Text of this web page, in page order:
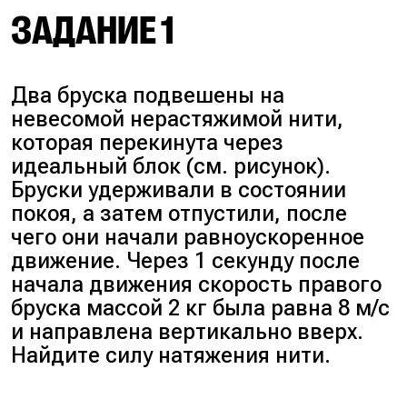
ЗАДАНИЕ 1
Два бруска подвешены на
невесомой нерастяжимой нити,
которая перекинута через
идеальный блок (см. рисунок).
Бруски удерживали в состоянии
покоя, а затем отпустили, после
чего они начали равноускоренное
движение. Через 1 секунду после
начала движения скорость правого
бруска массой 2 кг была равна 8 м/с
и направлена вертикально вверх.
Найдите силу натяжения нити.